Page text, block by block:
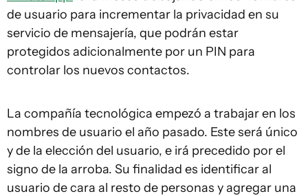
de usuario para incrementar la privacidad en su
servicio de mensajería, que podrán estar
protegidos adicionalmente por un PIN para
controlar los nuevos contactos.
La compañía tecnológica empezó a trabajar en los
nombres de usuario el año pasado. Este será único
y de la elección del usuario, e irá precedido por el
signo de la arroba. Su finalidad es identificar al
usuario de cara al resto de personas y agregar una